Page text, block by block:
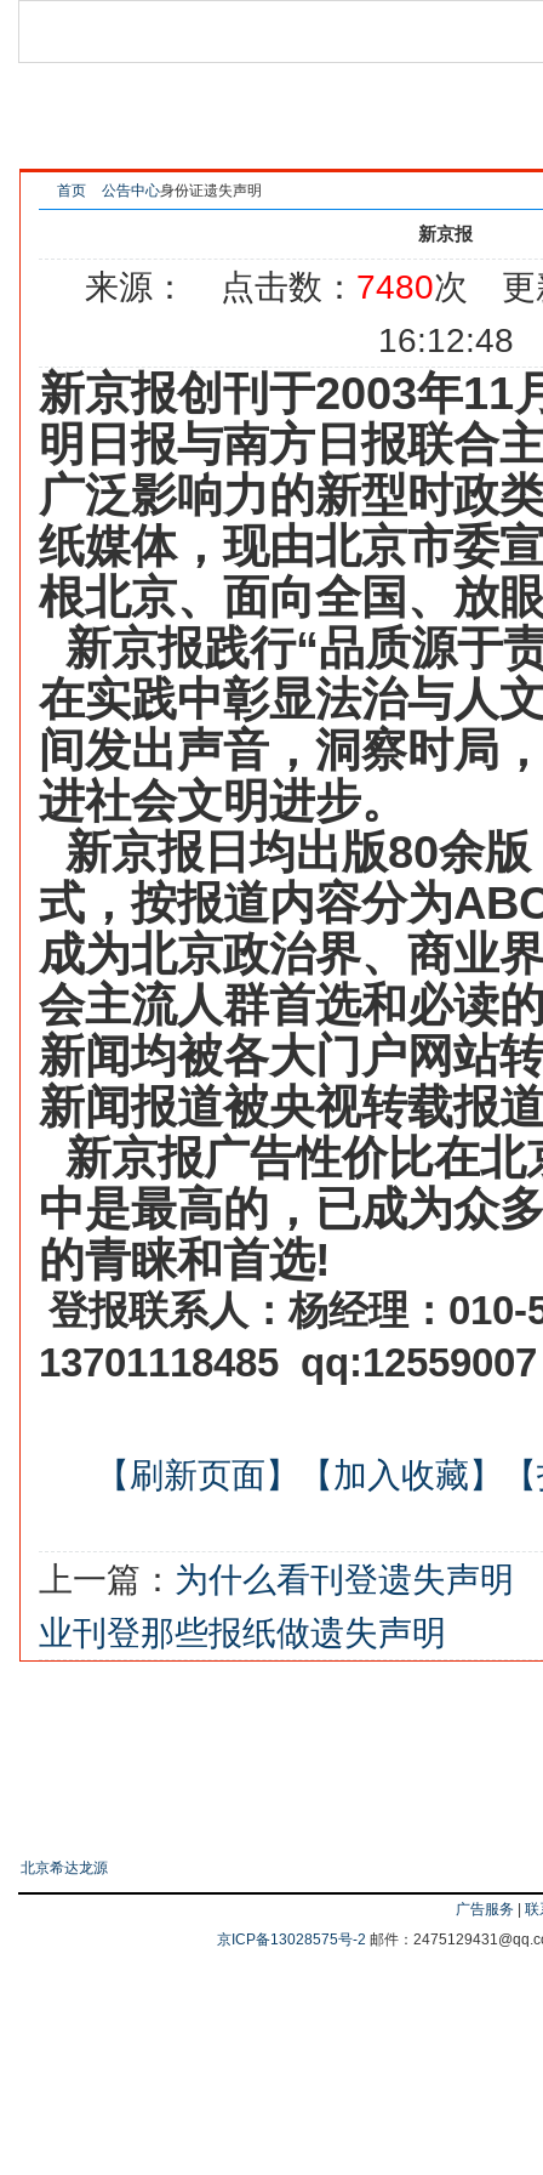
首页 公告中心身份证遗失声明
新京报
来源： 点击数： 7480次 更
16:12:48
新京报创刊于2003年11
明日报与南方日报联合
广泛影响力的新型时政
纸媒体，现由北京市委
根北京、面向全国、放
新京报践行“品质源于
在实践中彰显法治与人
间发出声音，洞察时局
进社会文明进步。
新京报日均出版80余
式，按报道内容分为
成为北京政治界、商业
会主流人群首选和必读
新闻均被各大门户网站
新闻报道被央视转载报
新京报广告性价比在北
中是最高的，已成为众
的青睐和首选!
登报联系人：杨经理： 010-
13701118485 qq:12559007
【刷新页面】 【加入收藏】
上一篇： 为什么看刊登遗失声明
业刊登那些报纸做遗失声明
北京希达龙源
广告服务
联
京ICP备13028575号-2 邮件：